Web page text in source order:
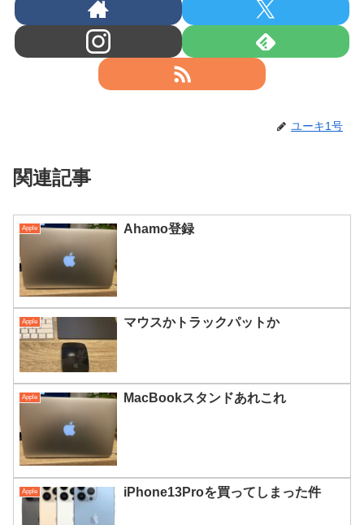
ユーキ1号
関連記事
Apple Ahamo登録
Apple マウスかトラックパットか
Apple MacBookスタンドあれこれ
Apple iPhone13Proを買ってしまった件